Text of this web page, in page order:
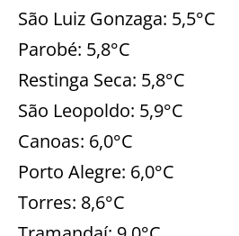
São Luiz Gonzaga: 5,5°C
Parobé: 5,8°C
Restinga Seca: 5,8°C
São Leopoldo: 5,9°C
Canoas: 6,0°C
Porto Alegre: 6,0°C
Torres: 8,6°C